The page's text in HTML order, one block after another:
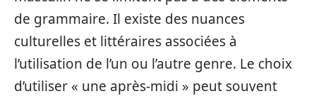
de grammaire. Il existe des nuances
culturelles et littéraires associées à
l’utilisation de l’un ou l’autre genre. Le choix
d’utiliser « une après-midi » peut souvent